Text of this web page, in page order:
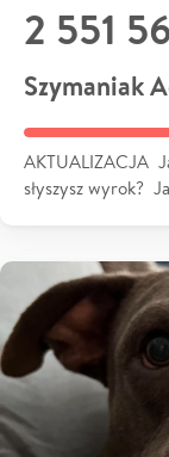
2 551
Szymaniak
AKTUALIZACJA
słyszysz wyrok?